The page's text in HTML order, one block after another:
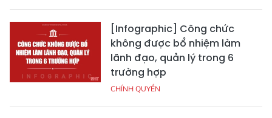
[Infographic] Công chức
không được bổ nhiệm làm
lãnh đạo, quản lý trong 6
trường hợp
CHÍNH QUYỀN